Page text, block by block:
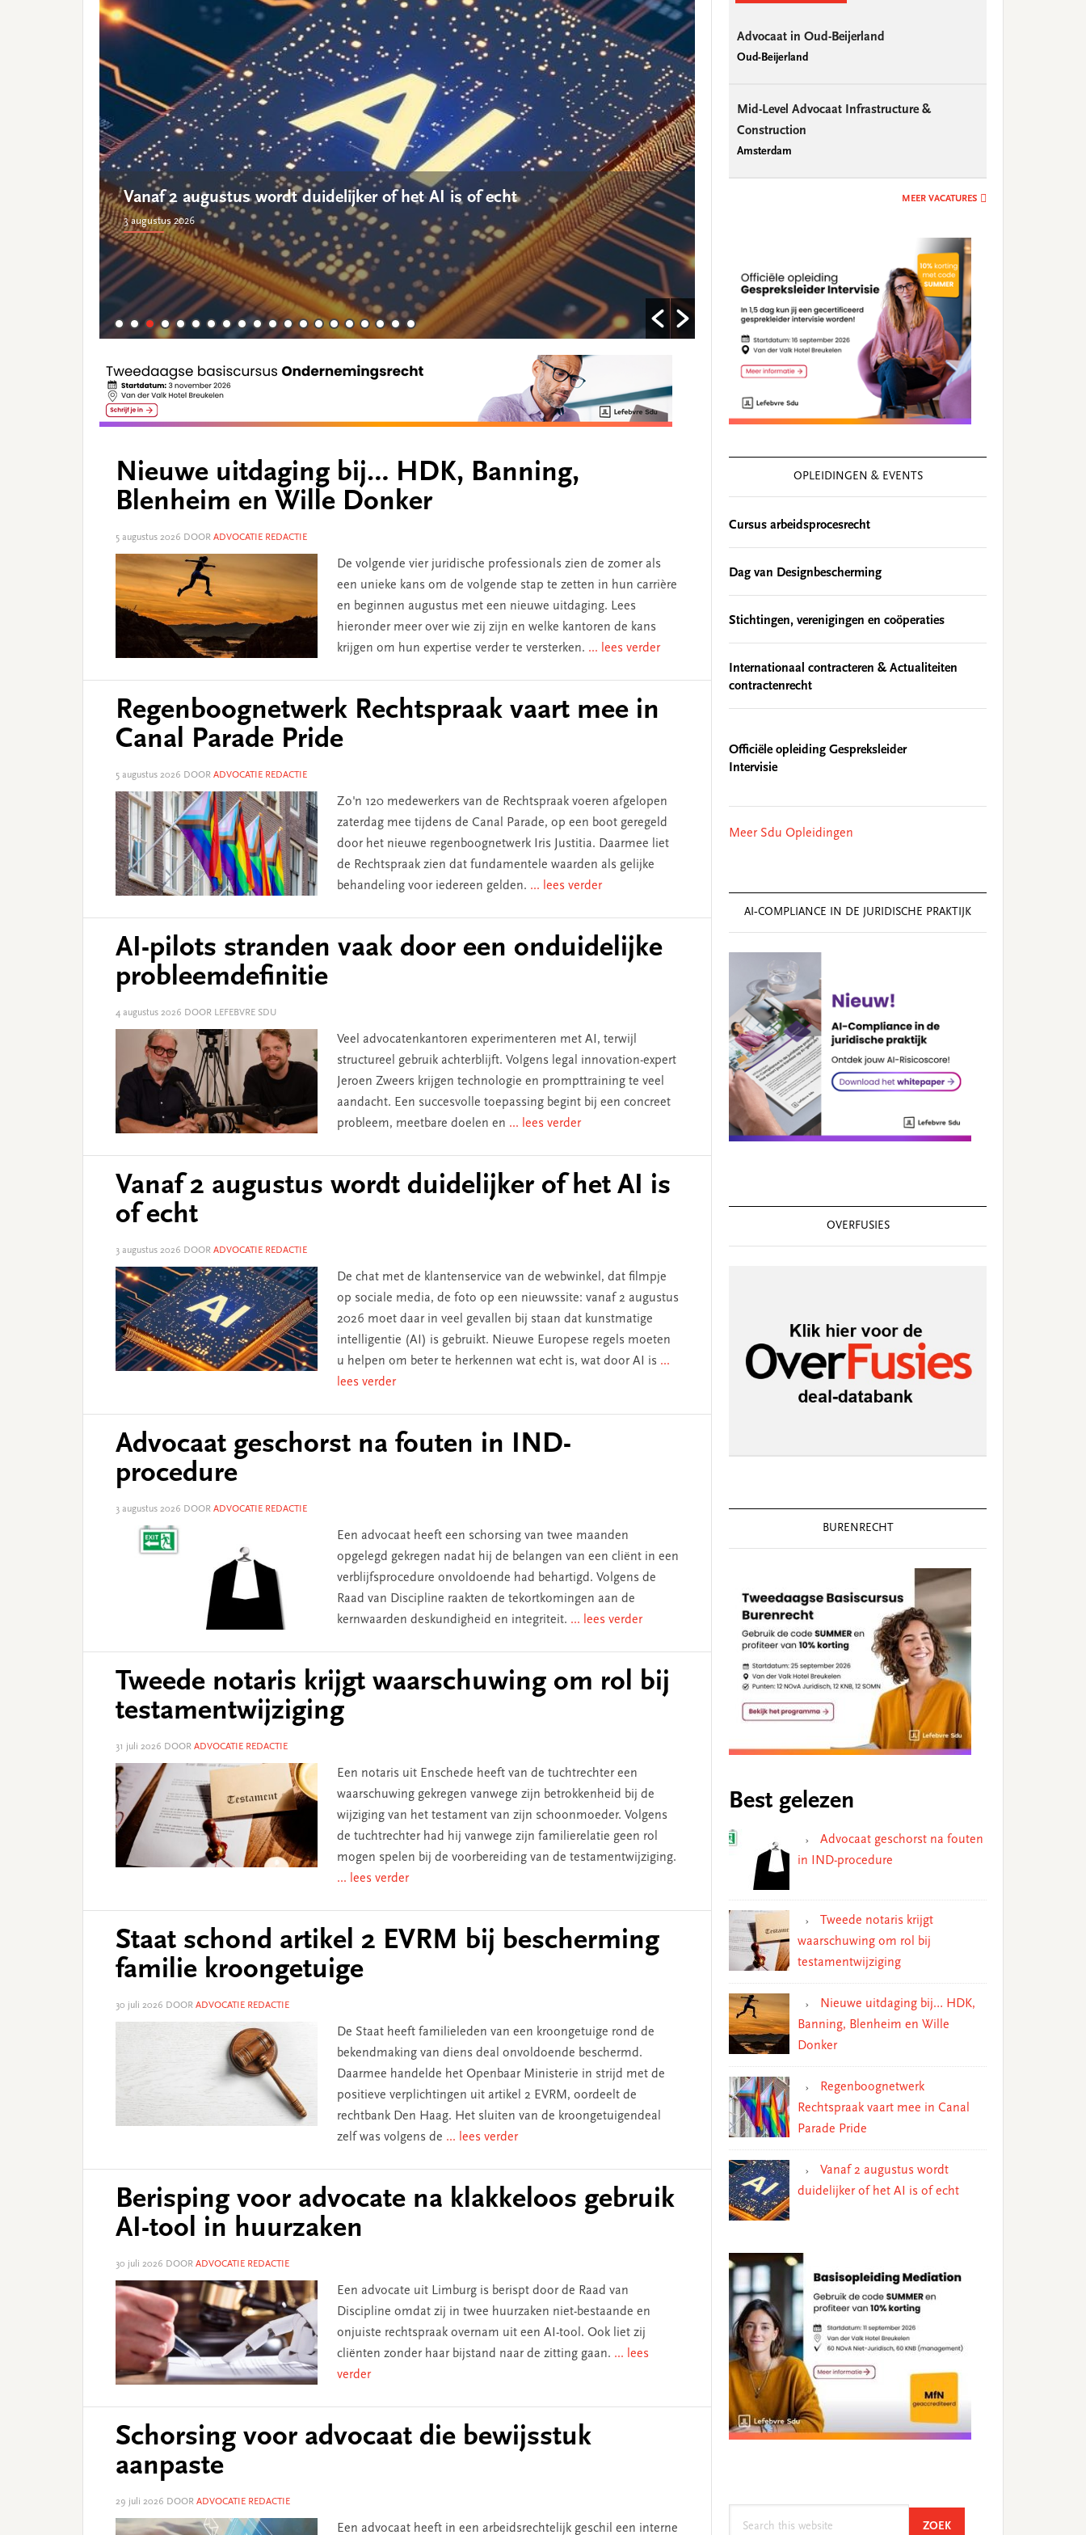
Vanaf 2 augustus wordt duidelijker of het AI is of echt
3 augustus 2026
Advocaat geschorst na fouten in IND-procedure
Nieuwe uitdaging bij… HDK, Banning,
Blenheim en Wille Donker
5 augustus 2026 DOOR ADVOCATIE REDACTIE
De volgende vier juridische professionals zien de zomer als
een unieke kans om de volgende stap te zetten in hun carrière
en beginnen augustus met een nieuwe uitdaging. Lees
hieronder meer over wie zij zijn en welke kantoren de kans
krijgen om hun expertise verder te versterken. ... lees verder
Regenboognetwerk Rechtspraak vaart mee in
Canal Parade Pride
5 augustus 2026 DOOR ADVOCATIE REDACTIE
Zo'n 120 medewerkers van de Rechtspraak voeren afgelopen
zaterdag mee tijdens de Canal Parade, op een boot geregeld
door het nieuwe regenboognetwerk Iris Justitia. Daarmee liet
de Rechtspraak zien dat fundamentele waarden als gelijke
behandeling voor iedereen gelden. ... lees verder
AI-pilots stranden vaak door een onduidelijke
probleemdefinitie
4 augustus 2026 DOOR LEFEBVRE SDU
Veel advocatenkantoren experimenteren met AI, terwijl
structureel gebruik achterblijft. Volgens legal innovation-expert
Jeroen Zweers krijgen technologie en prompttraining te veel
aandacht. Een succesvolle toepassing begint bij een concreet
probleem, meetbare doelen en ... lees verder
Vanaf 2 augustus wordt duidelijker of het AI is
of echt
3 augustus 2026 DOOR ADVOCATIE REDACTIE
De chat met de klantenservice van de webwinkel, dat filmpje
op sociale media, de foto op een nieuwssite: vanaf 2 augustus
2026 moet daar in veel gevallen bij staan dat kunstmatige
intelligentie (AI) is gebruikt. Nieuwe Europese regels moeten
u helpen om beter te herkennen wat echt is, wat door AI is ...
lees verder
Advocaat geschorst na fouten in IND-
procedure
3 augustus 2026 DOOR ADVOCATIE REDACTIE
Een advocaat heeft een schorsing van twee maanden
opgelegd gekregen nadat hij de belangen van een cliënt in een
verblijfsprocedure onvoldoende had behartigd. Volgens de
Raad van Discipline raakten de tekortkomingen aan de
kernwaarden deskundigheid en integriteit. ... lees verder
Tweede notaris krijgt waarschuwing om rol bij
testamentwijziging
31 juli 2026 DOOR ADVOCATIE REDACTIE
Een notaris uit Enschede heeft van de tuchtrechter een
waarschuwing gekregen vanwege zijn betrokkenheid bij de
wijziging van het testament van zijn schoonmoeder. Volgens
de tuchtrechter had hij vanwege zijn familierelatie geen rol
mogen spelen bij de voorbereiding van de testamentwijziging.
... lees verder
Staat schond artikel 2 EVRM bij bescherming
familie kroongetuige
30 juli 2026 DOOR ADVOCATIE REDACTIE
De Staat heeft familieleden van een kroongetuige rond de
bekendmaking van diens deal onvoldoende beschermd.
Daarmee handelde het Openbaar Ministerie in strijd met de
positieve verplichtingen uit artikel 2 EVRM, oordeelt de
rechtbank Den Haag. Het sluiten van de kroongetuigendeal
zelf was volgens de ... lees verder
Berisping voor advocate na klakkeloos gebruik
AI-tool in huurzaken
30 juli 2026 DOOR ADVOCATIE REDACTIE
Een advocate uit Limburg is berispt door de Raad van
Discipline omdat zij in twee huurzaken niet-bestaande en
onjuiste rechtspraak overnam uit een AI-tool. Ook liet zij
cliënten zonder haar bijstand naar de zitting gaan. ... lees
verder
Schorsing voor advocaat die bewijsstuk
aanpaste
29 juli 2026 DOOR ADVOCATIE REDACTIE
Een advocaat heeft in een arbeidsrechtelijk geschil een interne
Advocaat in Oud-Beijerland
Oud-Beijerland
Mid-Level Advocaat Infrastructure &
Construction
Amsterdam
MEER VACATURES
OPLEIDINGEN & EVENTS
Cursus arbeidsprocesrecht
Dag van Designbescherming
Stichtingen, verenigingen en coöperaties
Internationaal contracteren & Actualiteiten
contractenrecht
Officiële opleiding Gespreksleider
Intervisie
Meer Sdu Opleidingen
AI‑COMPLIANCE IN DE JURIDISCHE PRAKTIJK
OVERFUSIES
BURENRECHT
Best gelezen
Advocaat geschorst na fouten
in IND-procedure
Tweede notaris krijgt
waarschuwing om rol bij
testamentwijziging
Nieuwe uitdaging bij… HDK,
Banning, Blenheim en Wille
Donker
Regenboognetwerk
Rechtspraak vaart mee in Canal
Parade Pride
Vanaf 2 augustus wordt
duidelijker of het AI is of echt
ZOEKSEARCH